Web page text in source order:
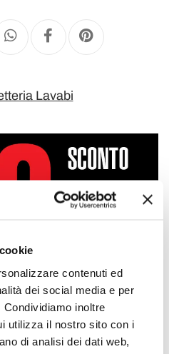
contenuti ed
dei social media e per
inoltre
utilizza il nostro sito con i
di analisi dei dati web,
Lavabi